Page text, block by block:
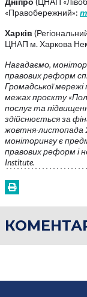
«Правобережний»:
Харків
ЦНАП м. Харкова
Нагадаємо,
правових реформ
Громадської мережі
межах проєкту
послуг та
здійснюється за
жовтня-листопада
моніторингу є
правових реформ і
Institute.